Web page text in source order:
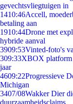
gevechtsvliegtuigen in
1410:46Accell,
betaling aan
1910:44Drone met
hybride aanval
3909:53Vinted-foto's
309:33XBOX platform
jaar
4609:22Progressieve
Michigan
3407/08Wakker Dier
duurzaamheidsclaims